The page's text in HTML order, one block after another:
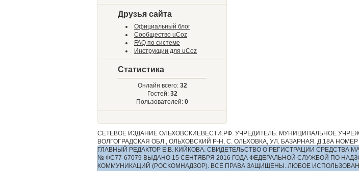
Друзья сайта
Официальный блог
Сообщество uCoz
FAQ по системе
Инструкции для uCoz
Статистика
Онлайн всего: 32
Гостей: 32
Пользователей: 0
СЕТЕВОЕ ИЗДАНИЕ ОЛЬХОВСКИЕВЕСТИ.РФ. УЧРЕДИТЕЛЬ: МУНИЦИПАЛЬНОЕ
ВОЛГОГРАДСКАЯ ОБЛ., ОЛЬХОВСКИЙ Р-Н, С. ОЛЬХОВКА, УЛ. БАЗАРНАЯ. Д.18А НОМЕР
ГЛАВНЫЙ РЕДАКТОР Е.В. КИЙКОВА. СВИДЕТЕЛЬСТВО О РЕГИСТРАЦИИ
№ ФС77-67079 ВЫДАНО 15 СЕНТЯБРЯ 2016 ГОДА ФЕДЕРАЛЬНОЙ СЛУЖБОЙ ПО
КОММУНИКАЦИЙ (РОСКОМНАДЗОР). ВСЕ ПРАВА ЗАЩИЩЕНЫ. ЛЮБОЕ